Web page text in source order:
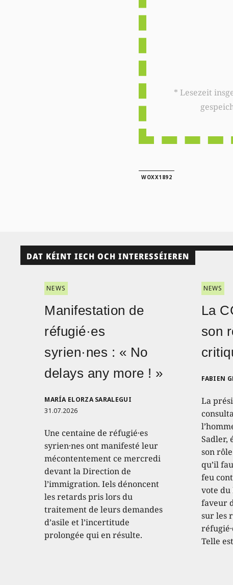
* Lesezeit insgesamt auf woxx.lu: 0
WOXX1892
DAT KÉINT IECH OCH INTERESSÉIEREN
NEWS
Manifestation de
réfugié·es
syrien·nes : « No
delays any more ! »
MARÍA ELORZA SARALEGUI
31.07.2026
Une centaine de réfugié·es
syrien·nes ont manifesté leur
mécontentement ce mercredi
devant la Direction de
l’immigration. Iels dénoncent
les retards pris lors du
traitement de leurs demandes
d’asile et l’incertitude
prolongée qui en résulte.
NEWS
La
son
FABIEN
La
Sadler,
son
qu’il
feu
vote du
faveur
sur les
Telle